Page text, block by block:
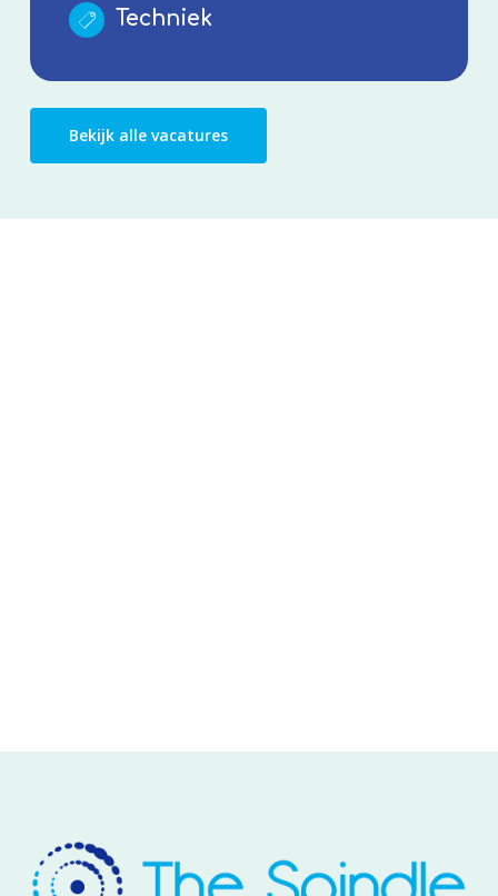
Techniek
Bekijk alle vacatures